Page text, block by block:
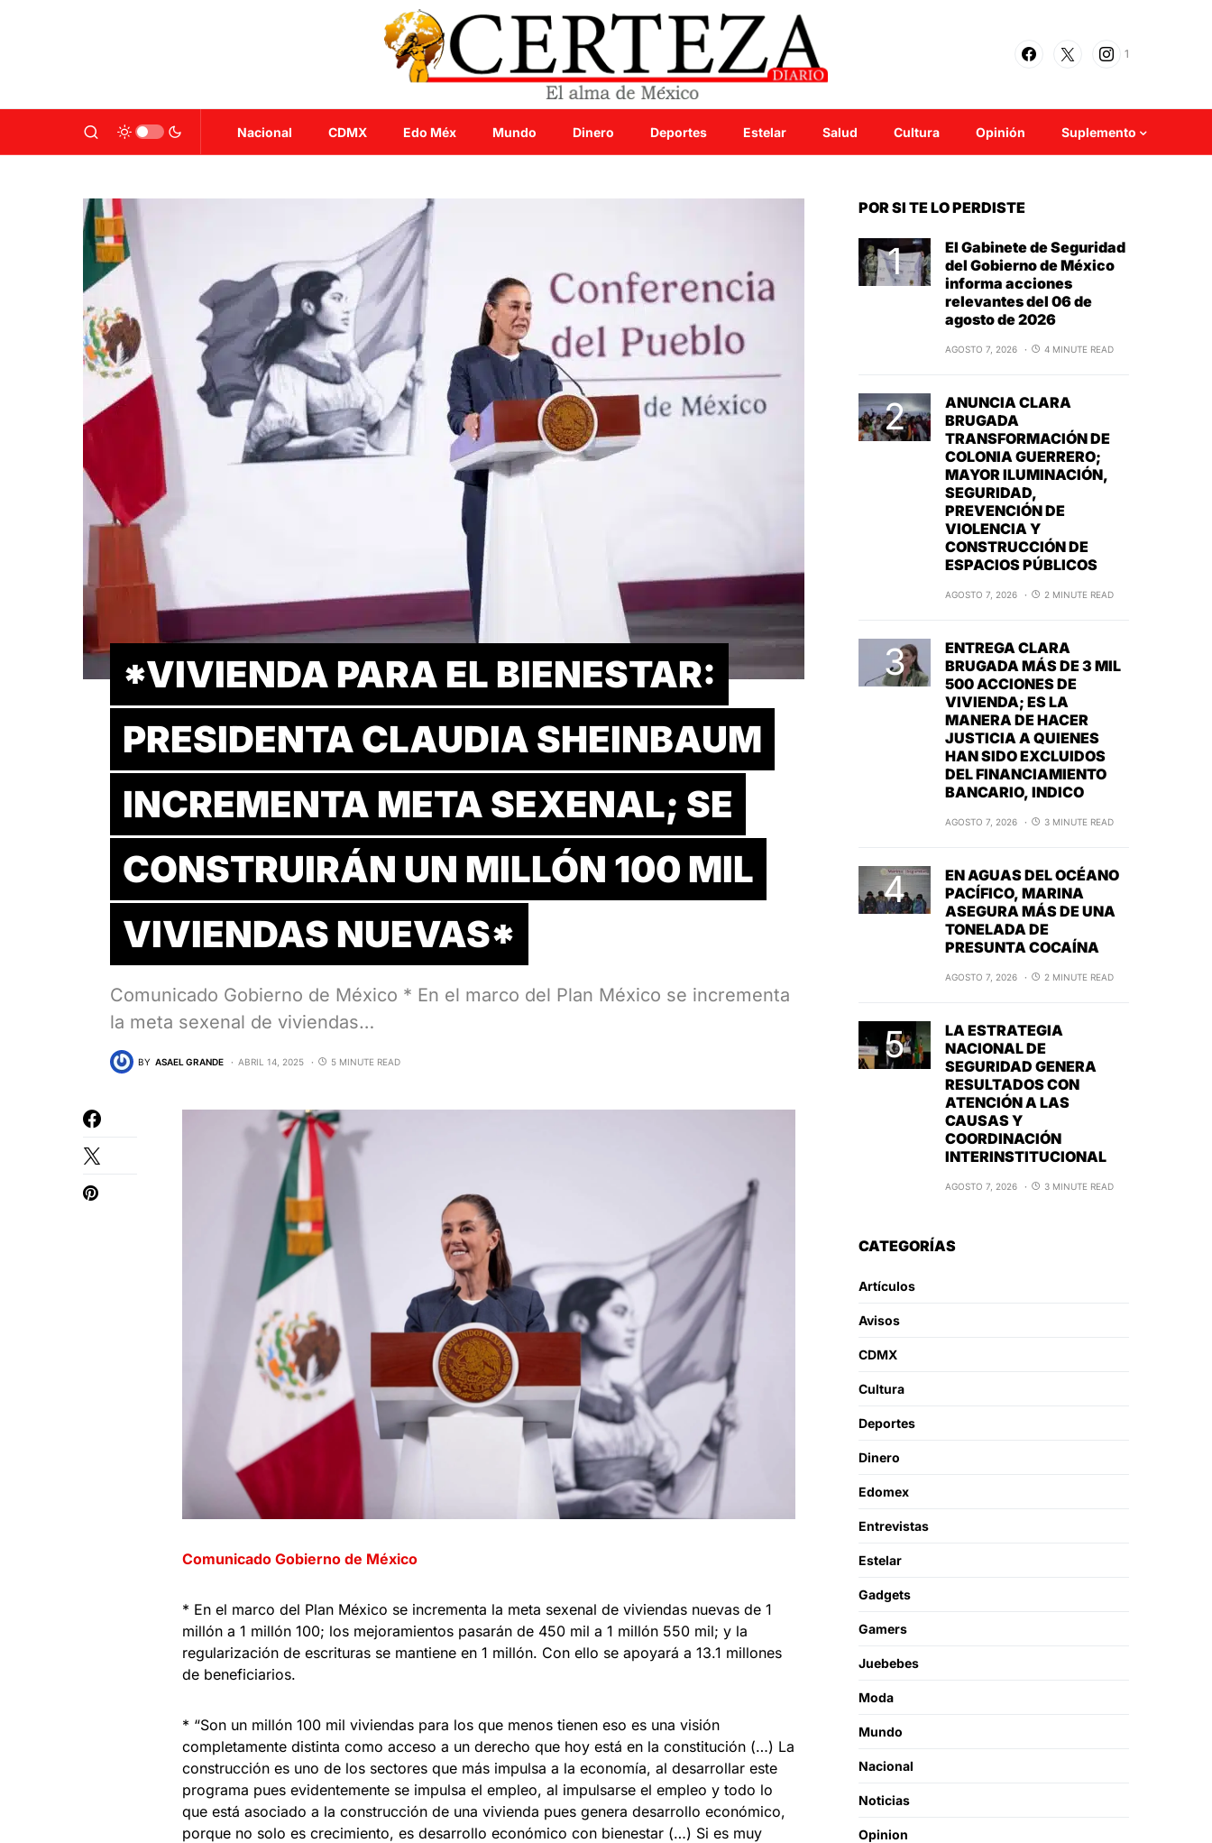
1
Nacional CDMX Edo Méx Mundo Dinero Deportes Estelar Salud Cultura Opinión Suplemento
*VIVIENDA PARA EL BIENESTAR:
PRESIDENTA CLAUDIA SHEINBAUM
INCREMENTA META SEXENAL; SE
CONSTRUIRÁN UN MILLÓN 100 MIL
VIVIENDAS NUEVAS*
Comunicado Gobierno de México * En el marco del Plan México se incrementa
la meta sexenal de viviendas…
BY ASAEL GRANDE ABRIL 14, 2025 5 MINUTE READ
Comunicado Gobierno de México
* En el marco del Plan México se incrementa la meta sexenal de viviendas nuevas de 1
millón a 1 millón 100; los mejoramientos pasarán de 450 mil a 1 millón 550 mil; y la
regularización de escrituras se mantiene en 1 millón. Con ello se apoyará a 13.1 millones
de beneficiarios.
* “Son un millón 100 mil viviendas para los que menos tienen eso es una visión
completamente distinta como acceso a un derecho que hoy está en la constitución (…) La
construcción es uno de los sectores que más impulsa a la economía, al desarrollar este
programa pues evidentemente se impulsa el empleo, al impulsarse el empleo y todo lo
que está asociado a la construcción de una vivienda pues genera desarrollo económico,
porque no solo es crecimiento, es desarrollo económico con bienestar (…) Si es muy
POR SI TE LO PERDISTE
El Gabinete de Seguridad
del Gobierno de México
informa acciones
relevantes del 06 de
agosto de 2026
AGOSTO 7, 2026 4 MINUTE READ
ANUNCIA CLARA
BRUGADA
TRANSFORMACIÓN DE
COLONIA GUERRERO;
MAYOR ILUMINACIÓN,
SEGURIDAD,
PREVENCIÓN DE
VIOLENCIA Y
CONSTRUCCIÓN DE
ESPACIOS PÚBLICOS
AGOSTO 7, 2026 2 MINUTE READ
ENTREGA CLARA
BRUGADA MÁS DE 3 MIL
500 ACCIONES DE
VIVIENDA; ES LA
MANERA DE HACER
JUSTICIA A QUIENES
HAN SIDO EXCLUIDOS
DEL FINANCIAMIENTO
BANCARIO, INDICO
AGOSTO 7, 2026 3 MINUTE READ
EN AGUAS DEL OCÉANO
PACÍFICO, MARINA
ASEGURA MÁS DE UNA
TONELADA DE
PRESUNTA COCAÍNA
AGOSTO 7, 2026 2 MINUTE READ
LA ESTRATEGIA
NACIONAL DE
SEGURIDAD GENERA
RESULTADOS CON
ATENCIÓN A LAS
CAUSAS Y
COORDINACIÓN
INTERINSTITUCIONAL
AGOSTO 7, 2026 3 MINUTE READ
CATEGORÍAS
Artículos
Avisos
CDMX
Cultura
Deportes
Dinero
Edomex
Entrevistas
Estelar
Gadgets
Gamers
Juebebes
Moda
Mundo
Nacional
Noticias
Opinion